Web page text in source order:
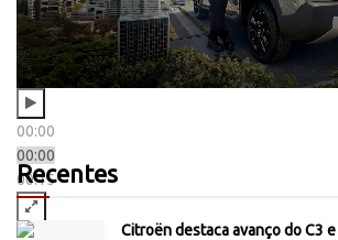
00:00
00:00
00:15
Recentes
Citroën destaca avanço do C3